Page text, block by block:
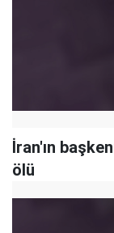
İran'ın
ölü